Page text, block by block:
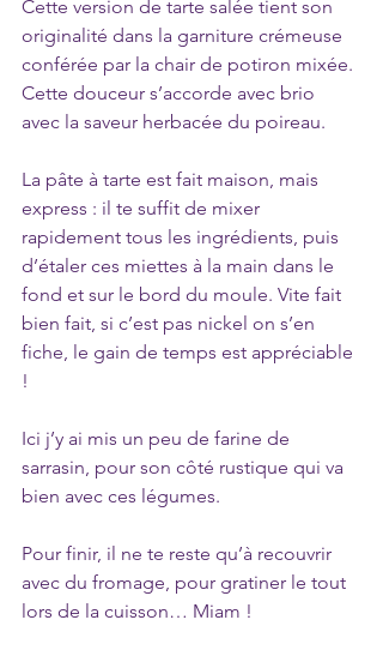
Cette version de tarte salée tient son
originalité dans la garniture crémeuse
conférée par la chair de potiron mixée.
Cette douceur s’accorde avec brio
avec la saveur herbacée du poireau.
La pâte à tarte est fait maison, mais
express : il te suffit de mixer
rapidement tous les ingrédients, puis
d’étaler ces miettes à la main dans le
fond et sur le bord du moule. Vite fait
bien fait, si c’est pas nickel on s’en
fiche, le gain de temps est appréciable
!
Ici j’y ai mis un peu de farine de
sarrasin, pour son côté rustique qui va
bien avec ces légumes.
Pour finir, il ne te reste qu’à recouvrir
avec du fromage, pour gratiner le tout
lors de la cuisson… Miam !